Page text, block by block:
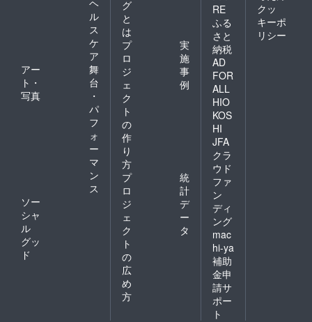
品・返
金はお
受けい
たしか
ヘ
ル
ス
ケ
ア
アー
ト・
写真
舞
台
・
パ
フ
ォ
ー
マ
ン
ス
ソー
シャ
ル
グッ
ド
グ
と
は
プ
ロ
ジ
ェ
ク
ト
の
作
り
方
実
施
事
例
プ
ロ
ジ
ェ
ク
ト
の
広
め
方
統
計
デ
ー
タ
RE
ふる
さと
納税
AD
FOR
ALL
HIO
KOS
HI
JFA
クラ
ウド
ファ
ン
ディ
ング
mac
hi-ya
補助
金申
請サ
ポー
ト
クッ
キーポ
リシー